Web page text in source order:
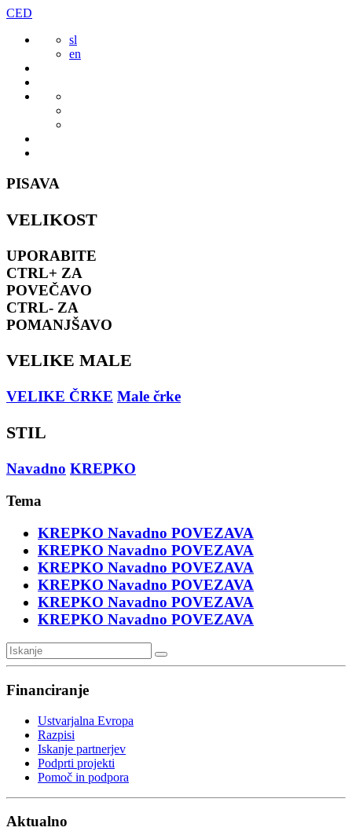
Preskoči
vsebine
CED
sl
en
PISAVA
VELIKOST
UPORABITE
CTRL+ ZA
POVEČAVO
CTRL- ZA
POMANJŠAVO
VELIKE MALE
VELIKE ČRKE Male črke
STIL
Navadno KREPKO
Tema
KREPKO Navadno POVEZAVA
KREPKO Navadno POVEZAVA
KREPKO Navadno POVEZAVA
KREPKO Navadno POVEZAVA
KREPKO Navadno POVEZAVA
KREPKO Navadno POVEZAVA
Financiranje
Ustvarjalna Evropa
Razpisi
Iskanje partnerjev
Podprti projekti
Pomoč in podpora
Aktualno